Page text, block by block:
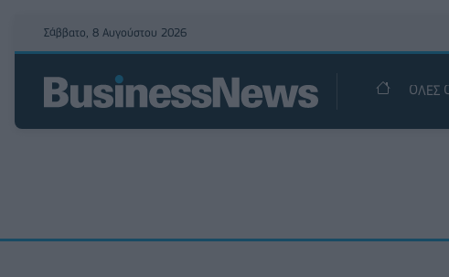
Σάββατο, 8 Αυγούστου 2026
ΟΛΕΣ